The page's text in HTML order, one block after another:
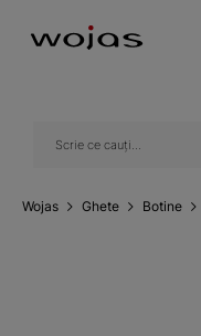
Wojas Ghete Botine